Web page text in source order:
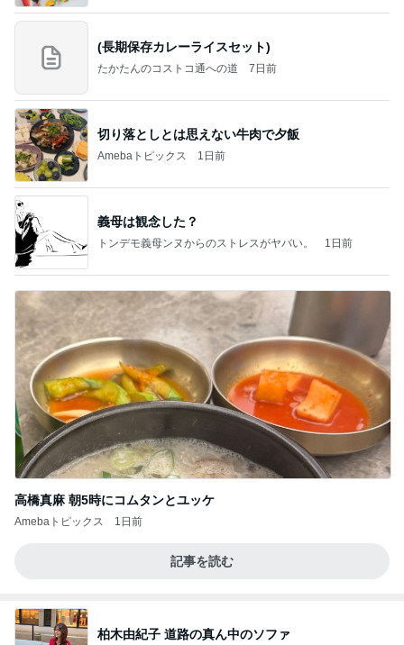
(長期保存カレーライスセット)
たかたんのコストコ通への道 7日前
切り落としとは思えない牛肉で夕飯
Amebaトピックス 1日前
義母は観念した？
トンデモ義母ンヌからのストレスがヤバい。 1日前
高橋真麻 朝5時にコムタンとユッケ
Amebaトピックス 1日前
記事を読む
柏木由紀子 道路の真ん中のソファ